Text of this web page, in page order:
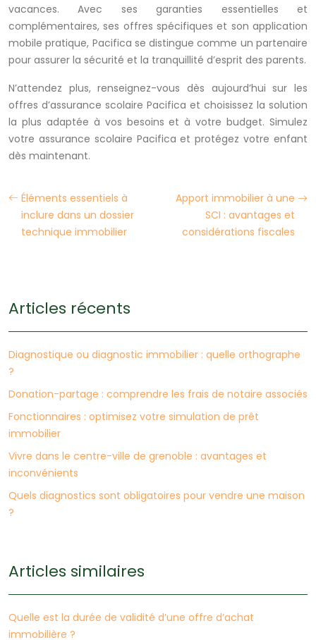
vacances. Avec ses garanties essentielles et
complémentaires, ses offres spécifiques et son application
mobile pratique, Pacifica se distingue comme un partenaire
pour assurer la sécurité et la tranquillité d’esprit des parents.
N’attendez plus, renseignez-vous dès aujourd’hui sur les
offres d’assurance scolaire Pacifica et choisissez la solution
la plus adaptée à vos besoins et à votre budget. Simulez
votre assurance scolaire Pacifica et protégez votre enfant
dès maintenant.
Éléments essentiels à
inclure dans un dossier
technique immobilier
Apport immobilier à une
SCI : avantages et
considérations fiscales
Articles récents
Diagnostique ou diagnostic immobilier : quelle orthographe
?
Donation-partage : comprendre les frais de notaire associés
Fonctionnaires : optimisez votre simulation de prêt
immobilier
Vivre dans le centre-ville de grenoble : avantages et
inconvénients
Quels diagnostics sont obligatoires pour vendre une maison
?
Articles similaires
Quelle est la durée de validité d’une offre d’achat
immobilière ?